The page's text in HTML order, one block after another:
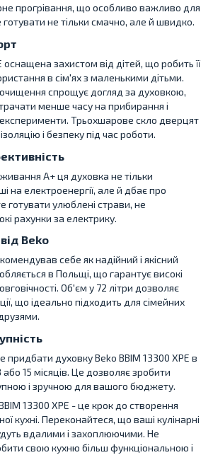
прогрівання, що особливо важливо для
не тільки смачно, але й швидко.
оснащена захистом від дітей, що робить її
в сім'ях з маленькими дітьми.
очищення спрощує догляд за духовкою,
менше часу на прибирання і
експерименти. Трьохшарове скло дверцят
і безпеку під час роботи.
A+ ця духовка не тільки
на електроенергії, але й дбає про
готувати улюблені страви, не
рахунки за електрику.
Beko
себе як надійний і якісний
в Польщі, що гарантує високі
Об'єм у 72 літри дозволяє
що ідеально підходить для сімейних
придбати духовку Beko BBIM 13300 XPE в
15 місяців. Це дозволяє зробити
і зручною для вашого бюджету.
13300 XPE - це крок до створення
кухні. Переконайтеся, що ваші кулінарні
вдалими і захоплюючими. Не
свою кухню більш функціональною і